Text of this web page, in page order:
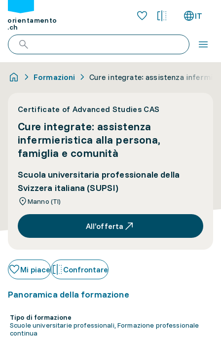
orientamento
.ch
IT
Formazioni Cure integrate: assistenza
Certificate of Advanced Studies CAS
Cure integrate: assistenza
infermieristica alla persona,
famiglia e comunità
Scuola universitaria professionale della
Svizzera italiana (SUPSI)
Manno (TI)
All’offerta
Mi piace Confrontare
Panoramica della formazione
Tipo di formazione
Scuole universitarie professionali, Formazione professionale
continua